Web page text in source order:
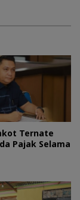
Ternate
Pajak Selama